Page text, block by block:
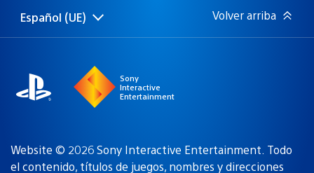
Selecciona
una
Región
actual:
Español (UE) Volver arriba
Sony
Interactive
Entertainment
Website © 2026 Sony Interactive Entertainment. Todo
el contenido, títulos de juegos, nombres y direcciones